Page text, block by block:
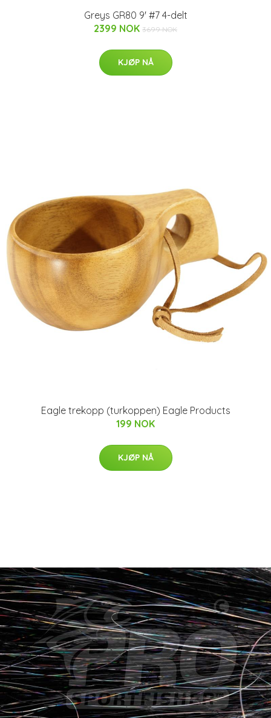
Greys GR80 9' #7 4-delt
2399 NOK 3699 NOK
KJØP NÅ
Eagle trekopp (turkoppen) Eagle Products
199 NOK
KJØP NÅ